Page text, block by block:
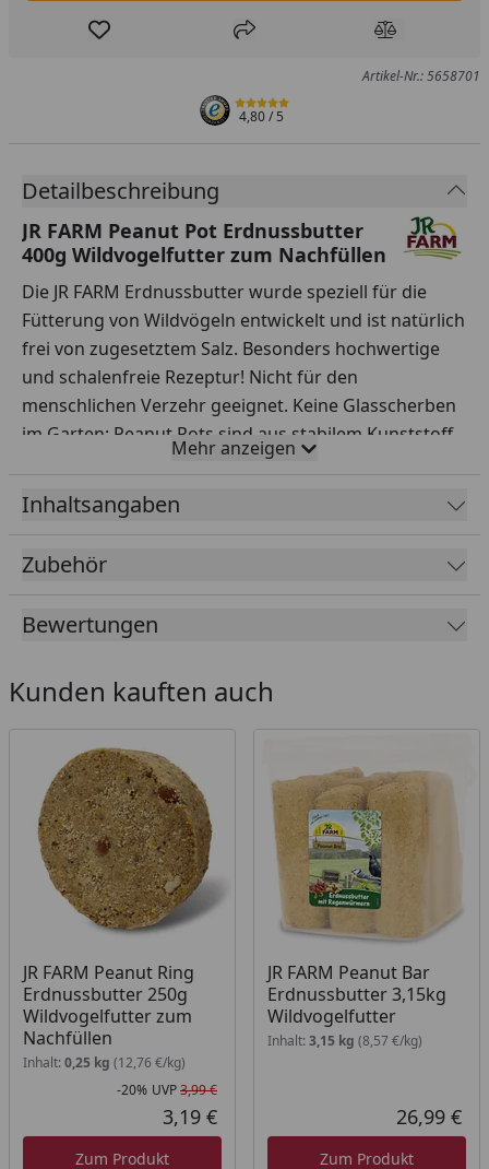
Produkt zur Wunschliste hinzufügen
Teilen Produkt
Artikel-Nr.: 5658701
4,80/ 5
Detailbeschreibung
JR FARM Peanut Pot Erdnussbutter
400g Wildvogelfutter zum Nachfüllen
Die JR FARM Erdnussbutter wurde speziell für die
Fütterung von Wildvögeln entwickelt und ist natürlich
frei von zugesetztem Salz. Besonders hochwertige
und schalenfreie Rezeptur! Nicht für den
menschlichen Verzehr geeignet. Keine Glasscherben
im Garten: Peanut Pots sind aus stabilem Kunststoff.
Hinweis: Nachfüllartikel für JR FARM Peanot Pot
Erdnusshütte für Wildvögel
nach Anleitung platzieren. Passend auch für alle
gängigen Halterungen von Erdnussbutter in Gläsern.
Mehr anzeigen
Inhaltsangaben
Zubehör
Bewertungen
Kunden kauften auch
JR FARM Peanut Ring
Erdnussbutter 250g
Wildvogelfutter zum
Nachfüllen
Inhalt: 0,25 kg (12,76 €/kg)
Rabatt in Prozent
-20%
Ursprünglicher Preis
UVP3,99 €
Aktueller Preis
3,19 €
Zum Produkt
JR FARM Peanut Bar
Erdnussbutter 3,15kg
Wildvogelfutter
Inhalt: 3,15 kg (8,57 €/kg)
26,99 €
Zum Produkt